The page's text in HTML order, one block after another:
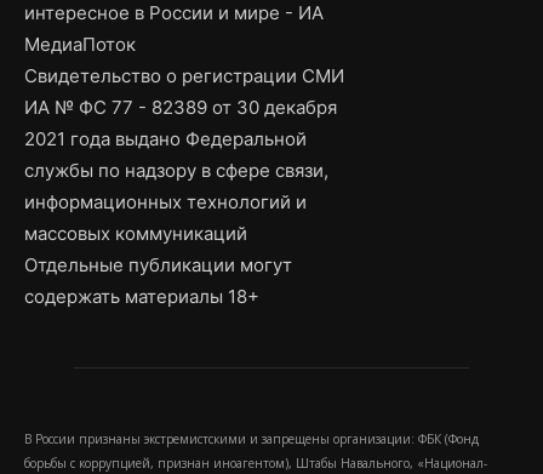
интересное в России и мире - ИА
МедиаПоток
Свидетельство о регистрации СМИ
ИА № ФС 77 - 82389 от 30 декабря
2021 года выдано Федеральной
службы по надзору в сфере связи,
информационных технологий и
массовых коммуникаций
Отдельные публикации могут
содержать материалы 18+
В России признаны экстремистскими и запрещены организации: ФБК (Фонд
борьбы с коррупцией, признан иноагентом), Штабы Навального, «Национал-